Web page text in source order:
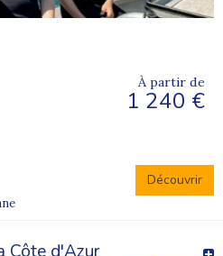
À partir de
1 240 €
Découvrir